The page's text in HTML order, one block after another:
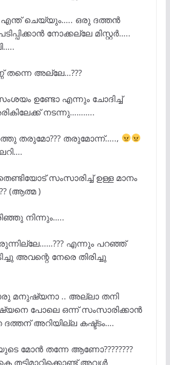
എന്ത് ചെയ്യും….. ഒരു ദത്തൻ
നോക്കല്ലേ മിസ്റ്റർ…..
തന്നെ അല്ലേ…???
ഉണ്ടോ എന്നും ചോദിച്ച്
നടന്നു………..
തരുമോ??? തരുമോന്ന്…..,
സംസാരിച്ച് ഉള്ള മാനം
(ആത്മ )
നിന്നും…..
എന്നും പറഞ്ഞ്
അവന്റെ നേരെ തിരിച്ചു
മനുഷ്യനാ .. അല്ലാ തനി
പോലെ ഒന്ന് സംസാരിക്കാൻ
അറിയില്ല കഷ്ട്ടം….
മോൻ തന്നേ ആണോ????????
തട്ടിമാറ്റിക്കൊണ്ട് അവൾ